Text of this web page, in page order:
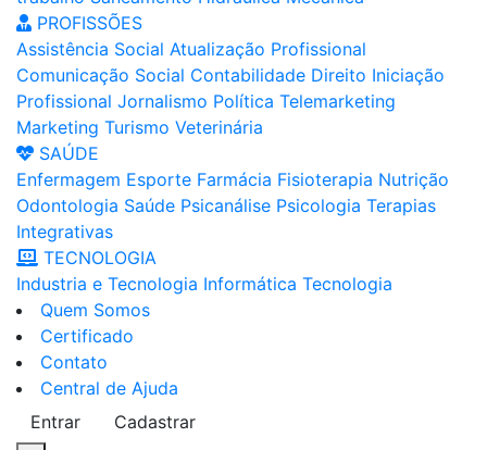
PROFISSÕES
Assistência Social Atualização Profissional
Comunicação Social Contabilidade Direito Iniciação
Profissional Jornalismo Política Telemarketing
Marketing Turismo Veterinária
SAÚDE
Enfermagem Esporte Farmácia Fisioterapia Nutrição
Odontologia Saúde Psicanálise Psicologia Terapias
Integrativas
TECNOLOGIA
Industria e Tecnologia Informática Tecnologia
Quem Somos
Certificado
Contato
Central de Ajuda
Entrar
Cadastrar